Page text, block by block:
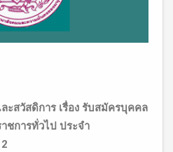
สวัสดิการ เรื่อง รับสมัครบุคคล
ชการทั่วไป ประจำ